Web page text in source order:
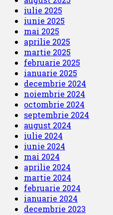
iulie 2025
iunie 2025
mai 2025
aprilie 2025
martie 2025
februarie 2025
ianuarie 2025
decembrie 2024
noiembrie 2024
octombrie 2024
septembrie 2024
august 2024
iulie 2024
iunie 2024
mai 2024
aprilie 2024
martie 2024
februarie 2024
ianuarie 2024
decembrie 2023